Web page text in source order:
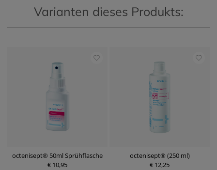
Varianten dieses Produkts:
octenisept® 50ml Sprühflasche
€ 10,95
octenisept® (250 ml)
€ 12,25